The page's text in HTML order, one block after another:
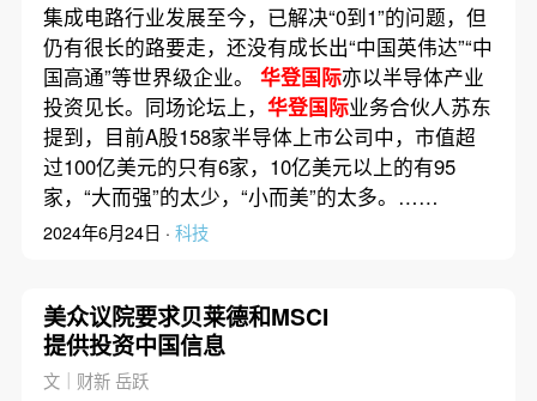
集成电路行业发展至今，已解决“0到1”的问题，但
仍有很长的路要走，还没有成长出“中国英伟达”“中
国高通”等世界级企业。 华登国际亦以半导体产业
投资见长。同场论坛上， 华登国际业务合伙人苏东
提到，目前A股158家半导体上市公司中，市值超
过100亿美元的只有6家，10亿美元以上的有95
家，“大而强”的太少，“小而美”的太多。……
2024年6月24日 · 科技
美众议院要求贝莱德和MSCI
提供投资中国信息
文｜财新 岳跃